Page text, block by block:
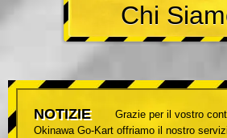
Chi
NOTIZIE
Grazie per il vostro
Okinawa Go-Kart offriamo il nostro